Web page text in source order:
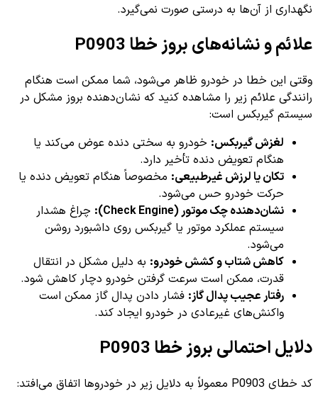
نگهداری از آن‌ها به درستی صورت نمی‌گیرد.
علائم و نشانه‌های بروز خطا P0903
وقتی این خطا در خودرو ظاهر می‌شود، شما ممکن است هنگام
رانندگی علائم زیر را مشاهده کنید که نشان‌دهنده بروز مشکل در
سیستم گیربکس است:
لغزش گیربکس: خودرو به سختی دنده عوض می‌کند یا
هنگام تعویض دنده تأخیر دارد.
تکان یا لرزش غیرطبیعی: مخصوصاً هنگام تعویض دنده یا
حرکت خودرو حس می‌شود.
نشان‌دهنده چک موتور (Check Engine):
چراغ هشدار
سیستم عملکرد موتور یا گیربکس روی داشبورد روشن
می‌شود.
کاهش شتاب و کشش خودرو: به دلیل مشکل در انتقال
قدرت، ممکن است سرعت گرفتن خودرو دچار کاهش شود.
رفتار عجیب پدال گاز: فشار دادن پدال گاز ممکن است
واکنش‌های غیرعادی در خودرو ایجاد کند.
دلایل احتمالی بروز خطا P0903
کد خطای P0903 معمولاً به دلایل زیر در خودروها اتفاق می‌افتد: